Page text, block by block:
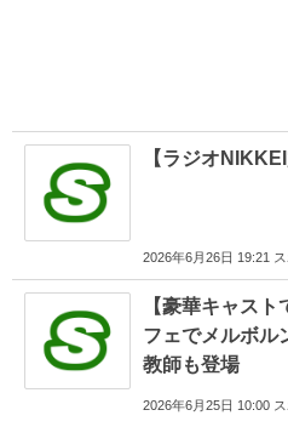
【ラジオ
2026年6月26日 19:21
【豪華キャス
フェでメルボ
教師も登場
2026年6月25日 10:00